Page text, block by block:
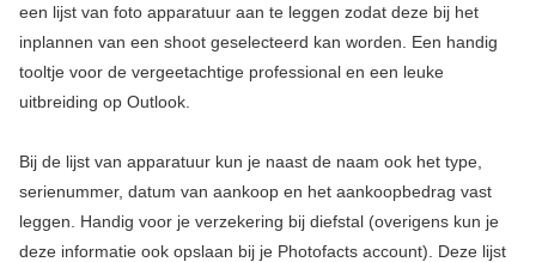
een lijst van foto apparatuur aan te leggen zodat deze bij het
inplannen van een shoot geselecteerd kan worden. Een handig
tooltje voor de vergeetachtige professional en een leuke
uitbreiding op Outlook.
Bij de lijst van apparatuur kun je naast de naam ook het type,
serienummer, datum van aankoop en het aankoopbedrag vast
leggen. Handig voor je verzekering bij diefstal (overigens kun je
deze informatie ook opslaan bij je Photofacts account). Deze lijst